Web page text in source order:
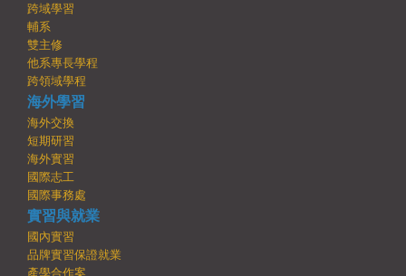
跨域學習
輔系
雙主修
他系專長學程
跨領域學程
海外學習
海外交換
短期研習
海外實習
國際志工
國際事務處
實習與就業
國內實習
品牌實習保證就業
產學合作案